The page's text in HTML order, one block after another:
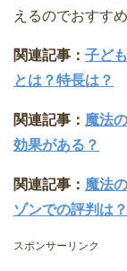
えるのでおすすめ
関連記事： 子ど
とは？特長は？
関連記事： 魔法
効果がある？
関連記事： 魔法
ゾンでの評判は？
スポンサーリンク